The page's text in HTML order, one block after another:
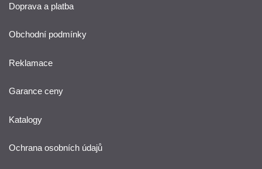
Doprava a platba
Obchodní podmínky
Reklamace
Garance ceny
Katalogy
Ochrana osobních údajů